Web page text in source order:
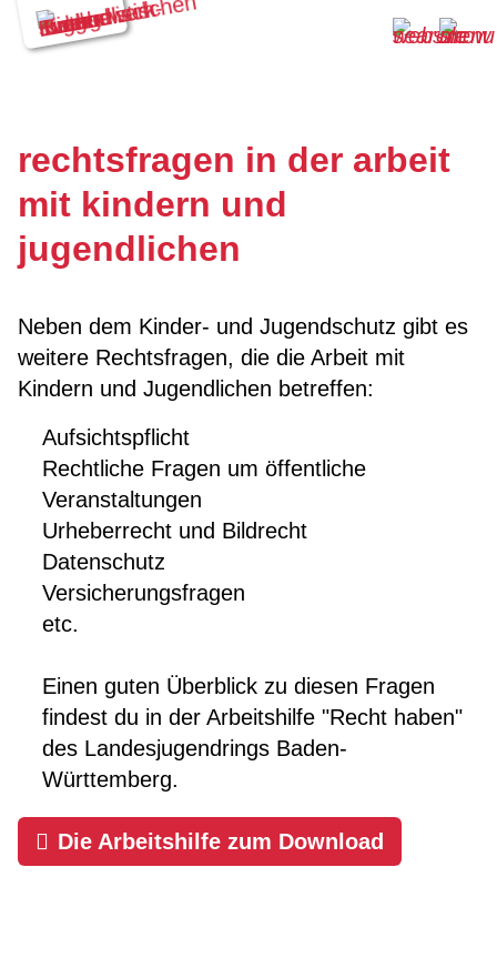
rechtsfragen in der arbeit
mit kindern und
jugendlichen
Neben dem Kinder- und Jugendschutz gibt es
weitere Rechtsfragen, die die Arbeit mit
Kindern und Jugendlichen betreffen:
Aufsichtspflicht
Rechtliche Fragen um öffentliche
Veranstaltungen
Urheberrecht und Bildrecht
Datenschutz
Versicherungsfragen
etc.
Einen guten Überblick zu diesen Fragen
findest du in der Arbeitshilfe "Recht haben"
des Landesjugendrings Baden-
Württemberg.
Die Arbeitshilfe zum Download